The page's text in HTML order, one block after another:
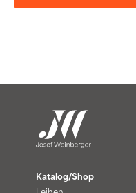
Katalog/Shop